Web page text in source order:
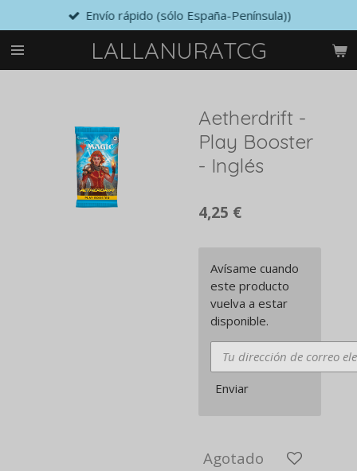
al
contenido
principal
LALLANURATCG
Envío rápido (sólo España-Península))
Aetherdrift -
Play Booster
- Inglés
4,25 €
Avísame cuando
este producto
vuelva a estar
disponible.
Enviar
Agotado